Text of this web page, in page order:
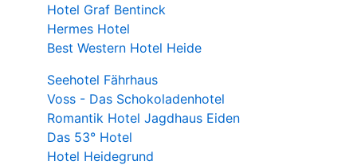
Hotel Graf Bentinck
Hermes Hotel
Best Western Hotel Heide
Seehotel Fährhaus
Voss - Das Schokoladenhotel
Romantik Hotel Jagdhaus Eiden
Das 53° Hotel
Hotel Heidegrund